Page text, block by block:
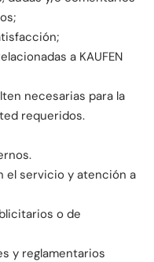
a KAUFEN
necesarias para la
requeridos.
el servicio y atención a
o de
y reglamentarios